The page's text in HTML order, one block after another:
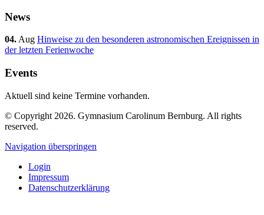
News
04.Aug Hinweise zu den besonderen astronomischen Ereignissen in
der letzten Ferienwoche
Events
Aktuell sind keine Termine vorhanden.
© Copyright 2026. Gymnasium Carolinum Bernburg. All rights
reserved.
Navigation überspringen
Login
Impressum
Datenschutzerklärung